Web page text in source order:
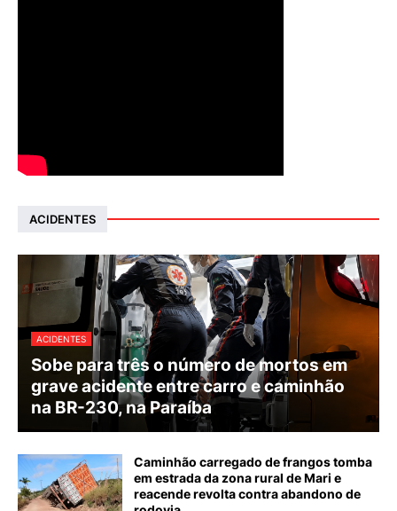
ACIDENTES
ACIDENTES
Sobe para três o número de mortos em
grave acidente entre carro e caminhão
na BR-230, na Paraíba
Caminhão carregado de frangos tomba
em estrada da zona rural de Mari e
reacende revolta contra abandono de